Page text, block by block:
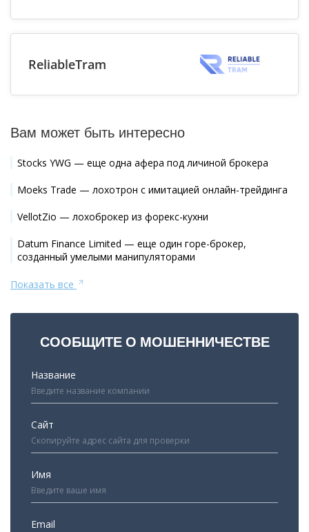
ReliableTram
Вам может быть интересно
Stocks YWG — еще одна афера под личиной брокера
Moeks Trade — лохотрон с имитацией онлайн-трейдинга
VellotZio — лохоброкер из форекс-кухни
Datum Finance Limited — еще один горе-брокер,
созданный умелыми манипуляторами
Показать все
СООБЩИТЕ О МОШЕННИЧЕСТВЕ
Название
Сайт
Имя
Email